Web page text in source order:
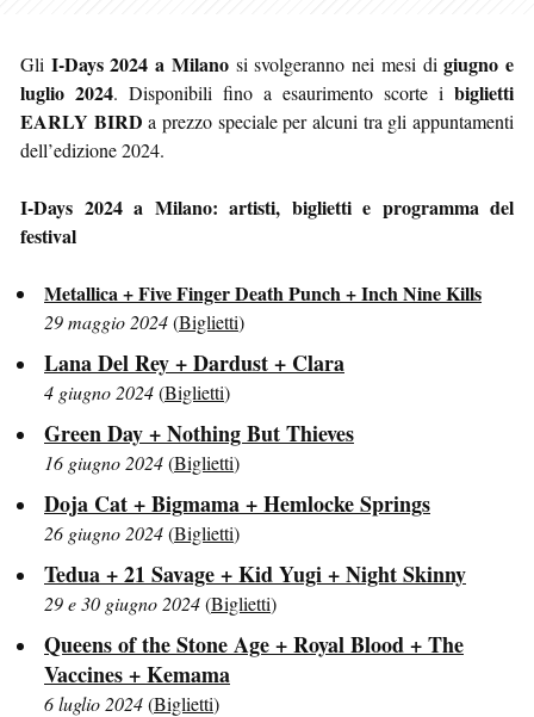
Gli I-Days 2024 a Milanosi svolgeranno nei mesi digiugno e
luglio 2024. Disponibili fino a esaurimento scorte i biglietti
EARLY BIRD a prezzo speciale per alcuni tra gli appuntamenti
dell’edizione 2024.
I-Days 2024 a Milano: artisti, biglietti e programma del
festival
Metallica + Five Finger Death Punch + Inch Nine Kills
29 maggio 2024(Biglietti)
Lana Del Rey + Dardust + Clara
4 giugno 2024(Biglietti)
Green Day + Nothing But Thieves
16 giugno 2024(Biglietti)
Doja Cat + Bigmama + Hemlocke Springs
26 giugno 2024(Biglietti)
Tedua + 21 Savage + Kid Yugi + Night Skinny
29 e 30 giugno 2024(Biglietti)
Queens of the Stone Age + Royal Blood + The
Vaccines + Kemama
6 luglio 2024(Biglietti)